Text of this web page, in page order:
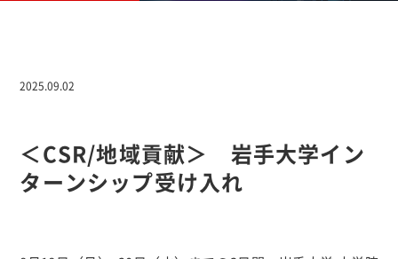
2025.09.02
＜CSR/地域貢献＞ 岩手大学イン
ターンシップ受け入れ